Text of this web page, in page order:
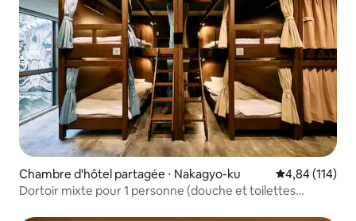
Chambre d'hôtel partagée ⋅ Nakagyo-ku Évaluation
4,84 (114)
Dortoir mixte pour 1 personne (douche et toilettes